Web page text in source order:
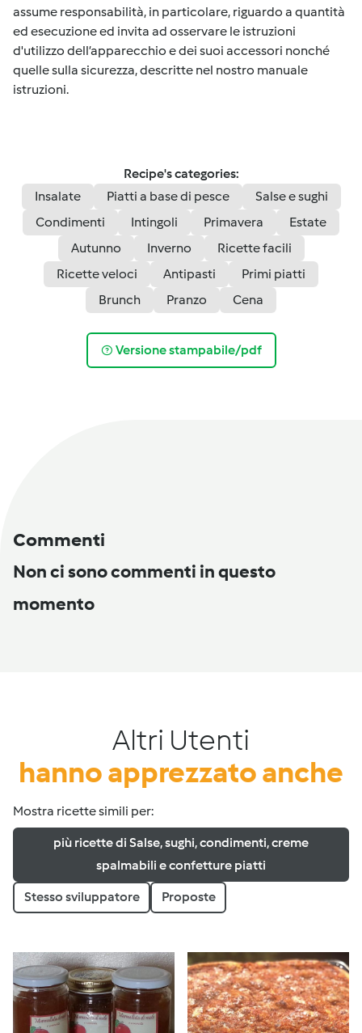
assume responsabilità, in particolare, riguardo a quantità
ed esecuzione ed invita ad osservare le istruzioni
d'utilizzo dell’apparecchio e dei suoi accessori nonché
quelle sulla sicurezza, descritte nel nostro manuale
istruzioni.
Recipe's categories:
Insalate
Piatti a base di pesce
Salse e sughi
Condimenti
Intingoli Primavera
Estate
Autunno
Inverno
Ricette facili
Ricette veloci
Antipasti
Primi piatti
Brunch
Pranzo Cena
Versione stampabile/pdf
Commenti
Non ci sono commenti in questo
momento
Altri Utenti
hanno apprezzato anche
Mostra ricette simili per:
più ricette di Salse, sughi, condimenti, creme
spalmabili e confetture piatti
Stesso sviluppatore Proposte